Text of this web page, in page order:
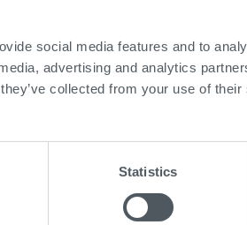
social media features and to
advertising and analytics
collected from your use of
Statistics